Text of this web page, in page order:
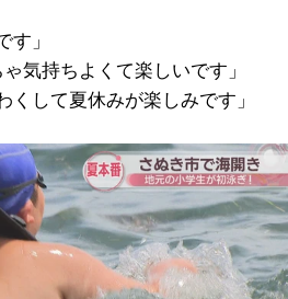
す」
気持ちよくて楽しいです」
くして夏休みが楽しみです」